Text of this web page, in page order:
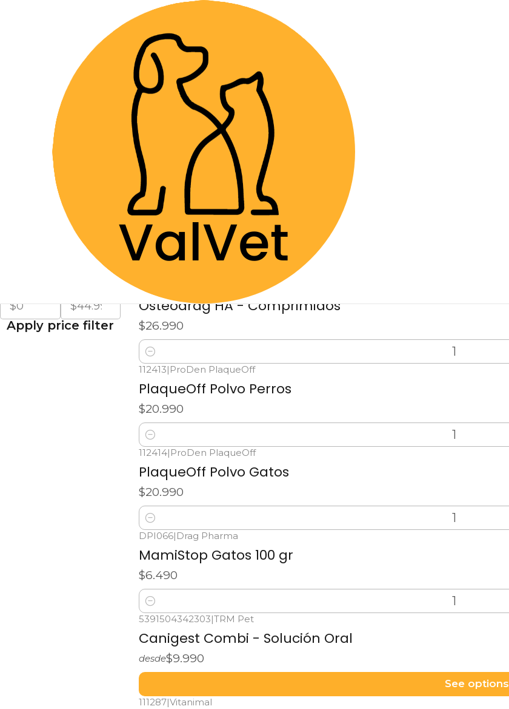
Despacho GRATIS por compras sobre $89.990
Farmacia Veterinaria Suplementos
Suplementos
Filter products
1-30 of 41 products
ORDENAR POR
FILTRAR POR PRECIO
Apply price filter
Drag Pharma
Heprotec - Jarabe
$8.990
Cantidad
| Drag Pharma
Superpet Omega 3 y 6 para Perros
desde$6.990
112407
Osteodrag HA - Comprimidos
$26.990
Cantidad
112413| ProDen PlaqueOff
PlaqueOff Polvo Perros
$20.990
Cantidad
112414| ProDen PlaqueOff
PlaqueOff Polvo Gatos
$20.990
Cantidad
DPI066| Drag Pharma
MamiStop Gatos 100 gr
$6.490
Cantidad
5391504342303|TRM Pet
Canigest Combi - Solución Oral
desde$9.990
See options
111287|Vitanimal